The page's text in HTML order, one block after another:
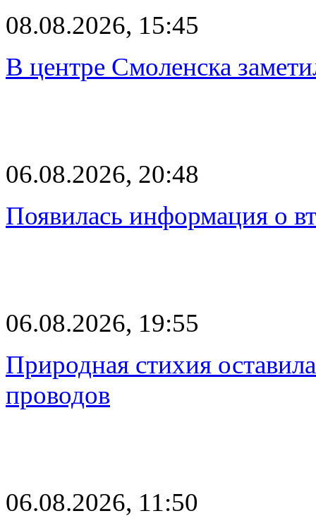
08.08.2026, 15:45
В центре Смоленска
06.08.2026, 20:48
Появилась информация о
06.08.2026, 19:55
Природная стихия
проводов
06.08.2026, 11:50